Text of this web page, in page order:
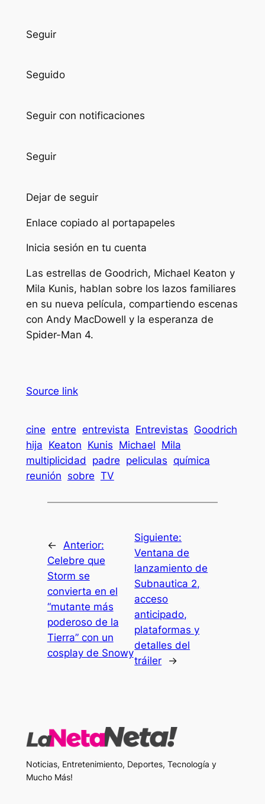
Seguir
Seguido
Seguir con notificaciones
Seguir
Dejar de seguir
Enlace copiado al portapapeles
Inicia sesión en tu cuenta
Las estrellas de Goodrich, Michael Keaton y
Mila Kunis, hablan sobre los lazos familiares
en su nueva película, compartiendo escenas
con Andy MacDowell y la esperanza de
Spider-Man 4.
Source link
cine entre entrevista Entrevistas Goodrich
hija Keaton Kunis Michael Mila
multiplicidad
padre peliculas química
reunión sobre TV
←
Anterior:
Celebre que
Storm se
convierta en el
“mutante más
poderoso de la
Tierra” con un
cosplay de Snowy
Siguiente:
Ventana de
lanzamiento de
Subnautica 2,
acceso
anticipado,
plataformas y
detalles del
tráiler
→
Noticias, Entretenimiento, Deportes, Tecnología y
Mucho Más!